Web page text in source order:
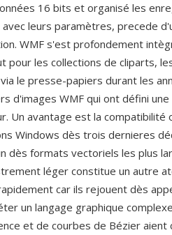
16 bits et organisé les
leurs paramètres, precede
WMF s'est profondement
pour les collections de cliparts,
le presse-papiers durant les
d'images WMF qui ont défini
Un avantage est la
Windows dès trois dernieres
dès formats vectoriels les plus
léger constitue un autre
car ils rejouent dès
un langage graphique
et de courbes de Bézier